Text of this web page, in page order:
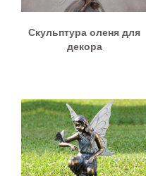
Cкульптура оленя для
декора